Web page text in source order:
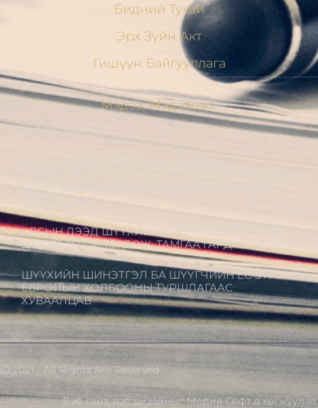
Бидний Тухай
Эрх Зүйн Акт
Гишүүн Байгууллага
Мэдээ, Мэдээлэл
МЭНДЧИЛГЭЭ
ШҮҮГЧДИЙН ХОЛБООНЫ УДИРДАХ
СОЛИЛЦОВ
УЛСЫН ДЭЭД ШҮҮХИЙН ЕРӨНХИЙ ШҮҮГЧЭЭР
Ц.ЦОГТ ТОМИЛОГДОЖ, ТАМГАА ГАРДАН АВЛАА
ШҮҮХИЙН ШИНЭТГЭЛ БА ШҮҮГЧИЙН ЁС ЗҮЙ:
ЕВРОПЫН ХОЛБООНЫ ТУРШЛАГААС
ХУВААЛЦАВ
Ⓒ 2021 - All Rights Are Reserved
Вэб сайт,вэб дизайныгМодив Софт д хөгжүүлэв.